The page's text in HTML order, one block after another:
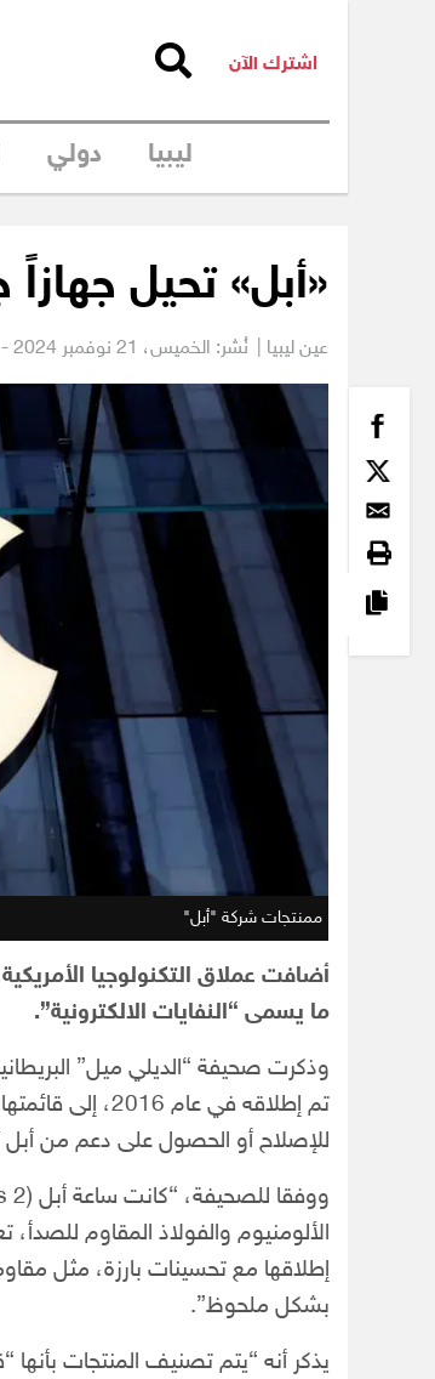
اشترك الآن
ليبيا دولي
«أبل» تحيل جهازاً
عين ليبيا | نُشر: الخميس،
ممنتجات شركة "أبل"
أضافت عملاق التكنولوجيا
ما يسمى “النفايات الالكترونية”.
تم إطلاقه في
للإصلاح أو الحصول على دعم من
الألومنيوم والفولاذ المقاوم
إطلاقها مع تحسينات بارزة، مثل
بشكل ملحوظ”.